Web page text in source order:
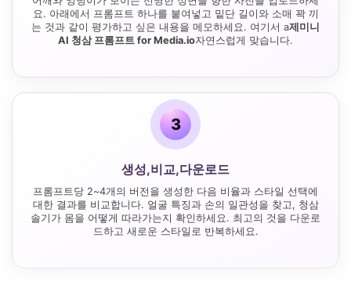
요. 아래에서 프롬프트 하나를 붙여넣고 밑단 길이와 소매 꽉 끼
는 것과 같이 평가하고 싶은 내용을 메모하세요. 여기서 a제미니
AI 청삼 프롬프트 for Media.io자연스럽게 맞습니다.
3
생성,비교,다운로드
프롬프트당 2~4개의 버전을 생성한 다음 비율과 스타일 선택에
대한 결과를 비교합니다. 얼굴 특징과 손의 일관성을 찾고, 청삼
솔기가 몸을 어떻게 따라가는지 확인하세요. 최고의 것을 다운로
드하고 새로운 스타일로 반복하세요.